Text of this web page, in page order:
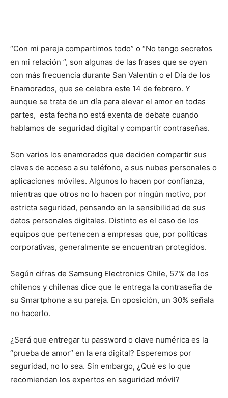
“Con mi pareja compartimos todo” o “No tengo secretos
en mi relación ”, son algunas de las frases que se oyen
con más frecuencia durante San Valentín o el Día de los
Enamorados, que se celebra este 14 de febrero. Y
aunque se trata de un día para elevar el amor en todas
partes, esta fecha no está exenta de debate cuando
hablamos de seguridad digital y compartir contraseñas.
Son varios los enamorados que deciden compartir sus
claves de acceso a su teléfono, a sus nubes personales o
aplicaciones móviles. Algunos lo hacen por confianza,
mientras que otros no lo hacen por ningún motivo, por
estricta seguridad, pensando en la sensibilidad de sus
datos personales digitales. Distinto es el caso de los
equipos que pertenecen a empresas que, por políticas
corporativas, generalmente se encuentran protegidos.
Según cifras de Samsung Electronics Chile, 57% de los
chilenos y chilenas dice que le entrega la contraseña de
su Smartphone a su pareja. En oposición, un 30% señala
no hacerlo.
¿Será que entregar tu password o clave numérica es la
“prueba de amor” en la era digital? Esperemos por
seguridad, no lo sea. Sin embargo, ¿Qué es lo que
recomiendan los expertos en seguridad móvil?